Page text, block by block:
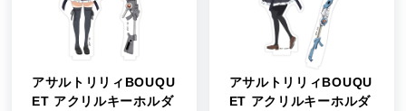
アサルトリリィBOUQU
ET アクリルキーホルダ
アサルトリリィBOUQU
ET アクリルキーホルダ